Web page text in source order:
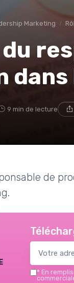
Marketing
9 min de lecture
de
* En